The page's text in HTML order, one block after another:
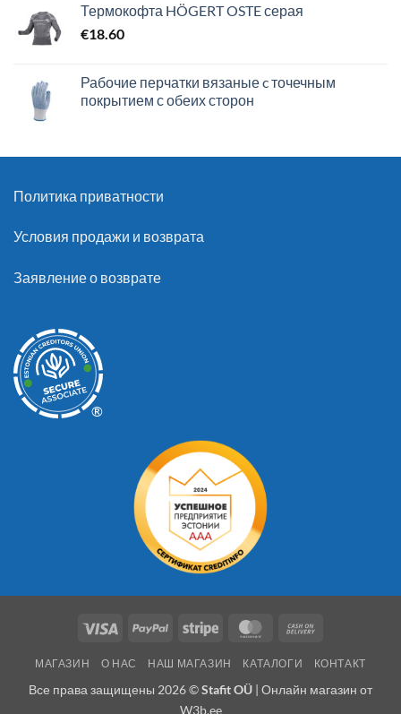
Термокофта HÖGERT OSTE серая
€18.60
Рабочие перчатки вязаные c точечным
покрытием с обеих сторон
Политика приватности
Условия продажи и возврата
Заявление о возврате
®
Visa PayPal Stripe MasterCard
Delivery
МАГАЗИН О НАС НАШ МАГАЗИН КАТАЛОГИ КОНТАКТ
Все права защищены 2026 ©Stafit OÜ | Онлайн магазин от
W3b.ee